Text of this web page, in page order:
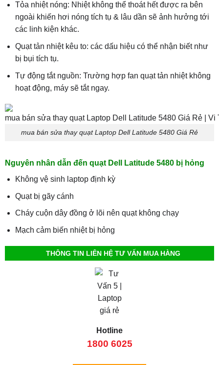
Tỏa nhiệt nóng: Nhiệt không thể thoát hết được ra bên
ngoài khiến hơi nóng tích tụ & lâu dần sẽ ảnh hưởng tới
các linh kiện khác.
Quạt tản nhiệt kêu to: các dấu hiệu có thể nhận biết như
bị bụi tích tụ.
Tự động tắt nguồn: Trường hợp fan quạt tản nhiệt không
hoạt động, máy sẽ tắt ngay.
mua bán sửa thay quạt Laptop Dell Latitude 5480 Giá Rẻ
Nguyên nhân dẫn đến quạt Dell Latitude 5480 bị hỏng
Không vệ sinh laptop định kỳ
Quạt bị gãy cánh
Cháy cuộn dây đồng ở lõi nên quạt không chạy
Mạch cảm biến nhiệt bị hỏng
THÔNG TIN LIÊN HỆ TƯ VẤN MUA HÀNG
Hotline
1800 6025